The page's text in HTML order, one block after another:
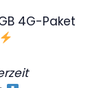
4G-Paket